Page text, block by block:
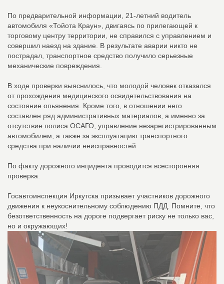
По предварительной информации, 21-летний водитель
автомобиля «Тойота Краун», двигаясь по прилегающей к
торговому центру территории, не справился с управлением и
совершил наезд на здание. В результате аварии никто не
пострадал, транспортное средство получило серьезные
механические повреждения.
В ходе проверки выяснилось, что молодой человек отказался
от прохождения медицинского освидетельствования на
состояние опьянения. Кроме того, в отношении него
составлен ряд административных материалов, а именно за
отсутствие полиса ОСАГО, управление незарегистрированным
автомобилем, а также за эксплуатацию транспортного
средства при наличии неисправностей.
По факту дорожного инцидента проводится всесторонняя
проверка.
Госавтоинспекция Иркутска призывает участников дорожного
движения к неукоснительному соблюдению ПДД. Помните, что
безответственность на дороге подвергает риску не только вас,
но и окружающих!